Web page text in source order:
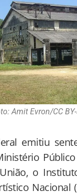
Amit Evron/CC
emitiu
Público
o
Nacional